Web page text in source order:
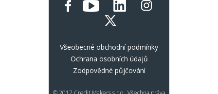
Všeobecné obchodní podmínky
Ochrana osobních údajů
Zodpovědné půjčování